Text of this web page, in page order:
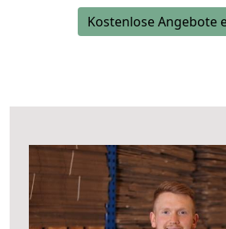
Kostenlose Angebote